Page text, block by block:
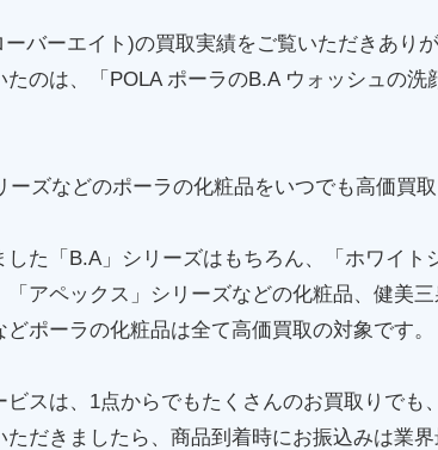
バーエイト)の買取実績をご覧いただきありが
のは、「POLA ポーラのB.A ウォッシュの
ーズなどのポーラの化粧品をいつでも高価買取
した「B.A」シリーズはもちろん、「ホワイト
「アペックス」シリーズなどの化粧品、健美
ポーラの化粧品は全て高価買取の対象です。
スは、1点からでもたくさんのお買取りでも
だきましたら、商品到着時にお振込みは業